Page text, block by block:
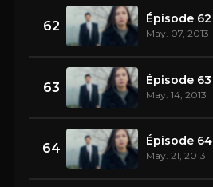
62 Épisode 62
May. 07, 2013
63 Épisode 63
May. 14, 2013
64 Épisode 64
May. 21, 2013